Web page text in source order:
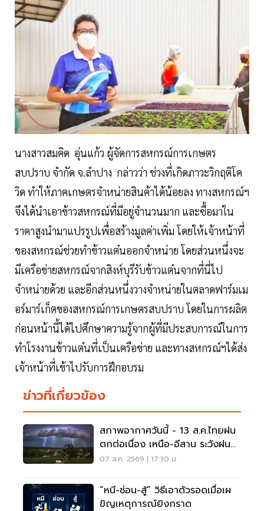
นางสาวสมคิด อุ่นแก้ว ผู้จัดการสหกรณ์การเกษตร
สบปราบ จำกัด จ.ลำปาง กล่าวว่า ช่วงที่เกิดภาวะวิกฤติโค
วิด ทำให้ภาคเกษตรจำหน่ายสินค้าได้น้อยลง ทางสหกรณ์ฯ
จึงได้นำเอาข้าวสหกรณ์ที่มีอยู่จำนวนมาก และซื้อมาใน
ราคาสูงนำมาแปรรูปเพื่อสร้างมูลค่าเพิ่ม โดยให้เจ้าหน้าที่
ของสหกรณ์ช่วยทำข้าวแต๋นออกจำหน่าย โดยส่วนหนึ่งจะ
มีเครือข่ายสหกรณ์จากสิงห์บุรีรับข้าวแต๋นจากที่นี่ไป
จำหน่ายด้วย และอีกส่วนหนึ่งวางจำหน่ายในตลาดฟาร์มเม
อร์มาร์เก็ตของสหกรณ์การเกษตรสบปราบ โดยในการผลิต
ก่อนหน้านี้ได้ไปศึกษาความรู้จากผู้ที่มีประสบการณ์ในการ
ทำโรงงานข้าวแต๋นที่เป็นเครือข่าย และทางสหกรณ์ฯได้ส่ง
เจ้าหน้าที่เข้าไปรับการฝึกอบรม
ข่าวที่เกี่ยวข้อง
สภาพอากาศวันนี้ - 13 ส.ค.ไทยฝน
ตกต่อเนื่อง เหนือ-อีสาน ระวังฝน
ตกหนักมากบางแห่ง
07 ส.ค. 2569 | 17:30 น.
“หนี-ซ่อน-สู้” วิธีเอาตัวรอดเมื่อเผ
ขิญเหตุการณ์ยิงกราด